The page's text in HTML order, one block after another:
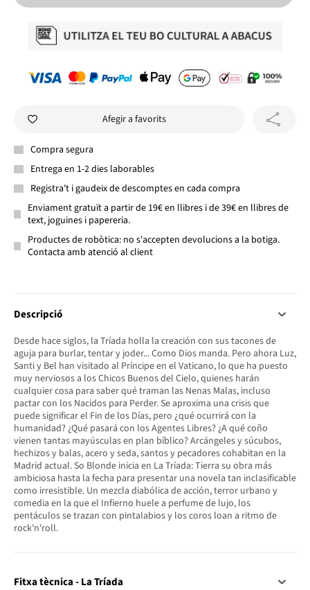
Afegir a favorits
Compra segura
Entrega en 1-2 dies laborables
Registra't i gaudeix de descomptes en cada compra
Enviament gratuït a partir de 19€ en llibres i de 39€ en llibres de
text, joguines i papereria.
Productes de robòtica: no s'accepten devolucions a la botiga.
Contacta amb atenció al client
Descripció
Desde hace siglos, la Tríada holla la creación con sus tacones de
aguja para burlar, tentar y joder... Como Dios manda. Pero ahora Luz,
Santi y Bel han visitado al Príncipe en el Vaticano, lo que ha puesto
muy nerviosos a los Chicos Buenos del Cielo, quienes harán
cualquier cosa para saber qué traman las Nenas Malas, incluso
pactar con los Nacidos para Perder. Se aproxima una crisis que
puede significar el Fin de los Días, pero ¿qué ocurrirá con la
humanidad? ¿Qué pasará con los Agentes Libres? ¿A qué coño
vienen tantas mayúsculas en plan bíblico? Arcángeles y súcubos,
hechizos y balas, acero y seda, santos y pecadores cohabitan en la
Madrid actual. So Blonde inicia en La Tríada: Tierra su obra más
ambiciosa hasta la fecha para presentar una novela tan inclasificable
como irresistible. Un mezcla diabólica de acción, terror urbano y
comedia en la que el Infierno huele a perfume de lujo, los
pentáculos se trazan con pintalabios y los coros loan a ritmo de
rock'n'roll.
Fitxa tècnica - La Tríada